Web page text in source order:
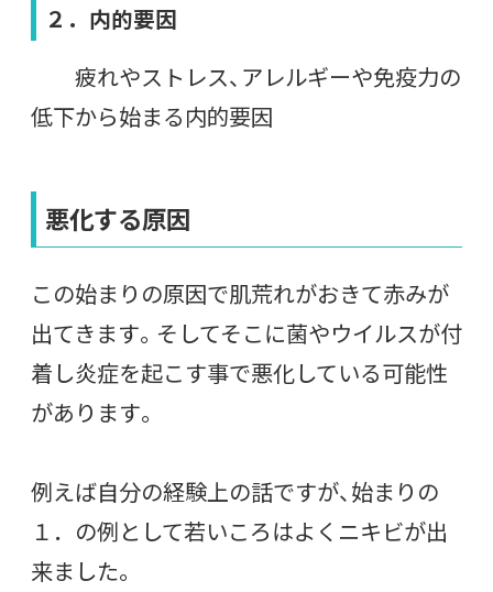
２．内的要因
疲れやストレス、アレルギーや免疫力の
低下から始まる内的要因
悪化する原因
この始まりの原因で肌荒れがおきて赤みが
出てきます。そしてそこに菌やウイルスが付
着し炎症を起こす事で悪化している可能性
があります。
例えば自分の経験上の話ですが、始まりの
１．の例として若いころはよくニキビが出
来ました。